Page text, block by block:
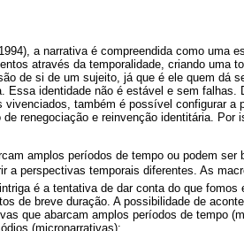
a narrativa é compreendida como uma
através da temporalidade, criando uma
de si de um sujeito, já que é ele quem dá
Essa identidade não é estável e sem falhas.
também é possível configurar a
renegociação e reinvenção identitária. Por
amplos períodos de tempo ou podem ser
a perspectivas temporais diferentes. As
é a tentativa de dar conta do que fomos
de breve duração. A possibilidade de
que abarcam amplos períodos de tempo
(micronarrativas):